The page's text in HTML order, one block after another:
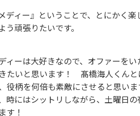
ディー』ということで、とにかく
頑張りたいです。
ィーは大好きなので、オファーを
たいと思います！ 髙橋海人くん
柄を何倍も素敵にさせると思いま
時にはシットリしながら、土曜日
す！